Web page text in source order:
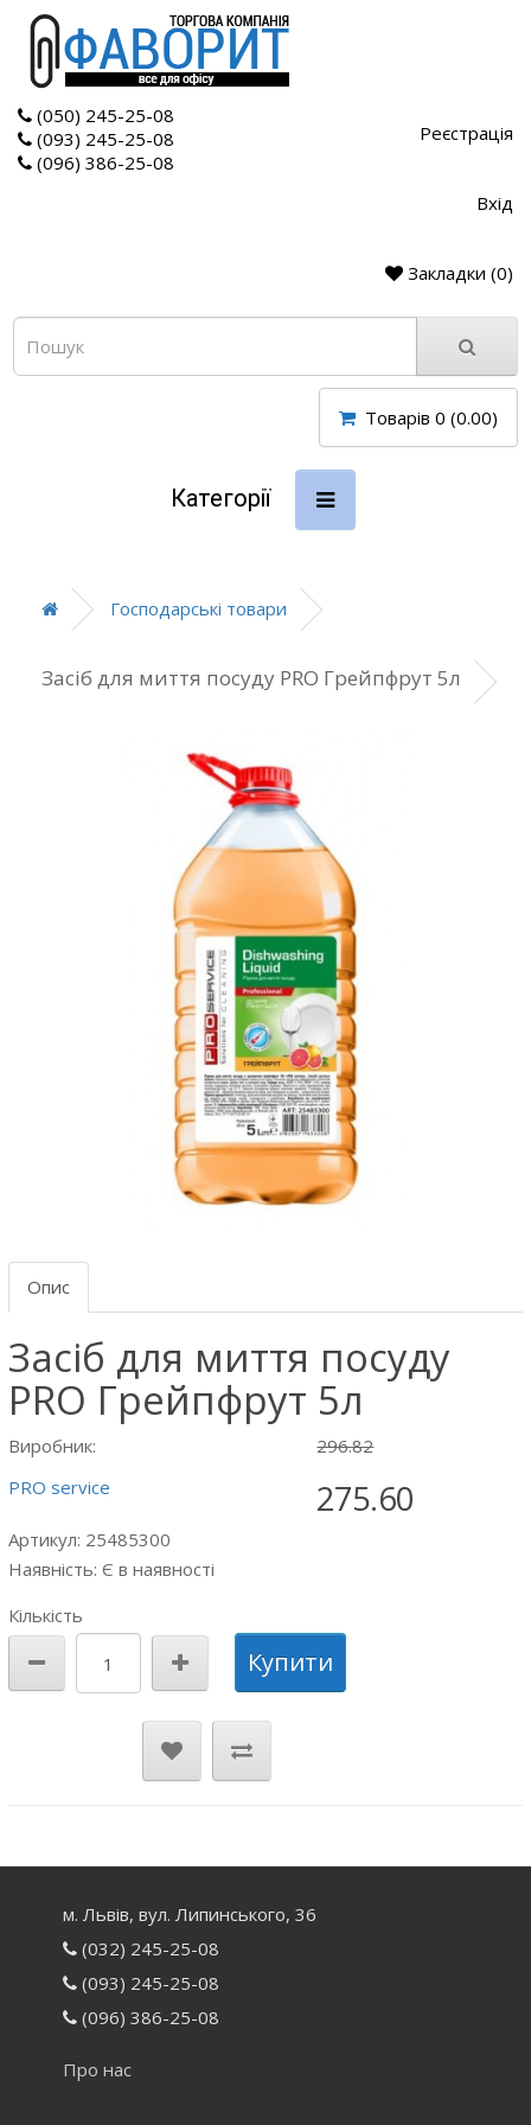
(050) 245-25-08
(093) 245-25-08
(096) 386-25-08
Реєстрація
Вхід
Закладки (0)
Товарів 0 (0.00)
Категорії
Господарські товари
Засіб для миття посуду PRO Грейпфрут 5л
Опис
Засіб для миття посуду
PRO Грейпфрут 5л
Виробник:
PRO service
Артикул: 25485300
Наявність: Є в наявності
296.82
275.60
Кількість
Купити
м. Львів, вул. Липинського, 36
(032) 245-25-08
(093) 245-25-08
(096) 386-25-08
Про нас